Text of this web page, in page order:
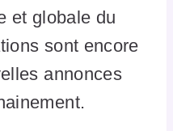
et globale du
sont encore
annonces